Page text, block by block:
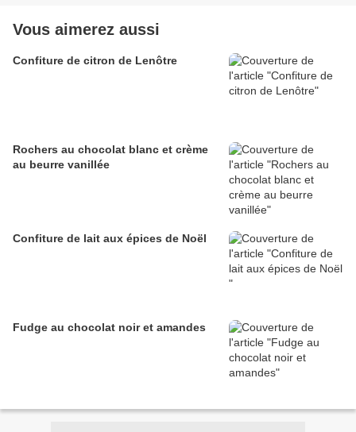
Vous aimerez aussi
Confiture de citron de Lenôtre
Rochers au chocolat blanc et crème
au beurre vanillée
Confiture de lait aux épices de Noël
Fudge au chocolat noir et amandes